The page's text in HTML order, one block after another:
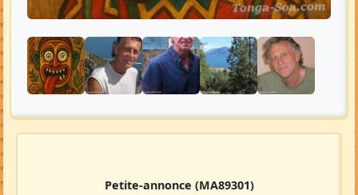
Petite-annonce (MA89301)